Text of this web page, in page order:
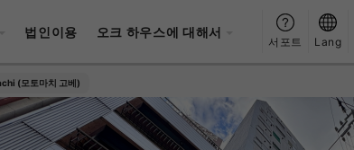
법인이용 오크 하우스에 대해서
서포트 Lang
(모토마치 고베)